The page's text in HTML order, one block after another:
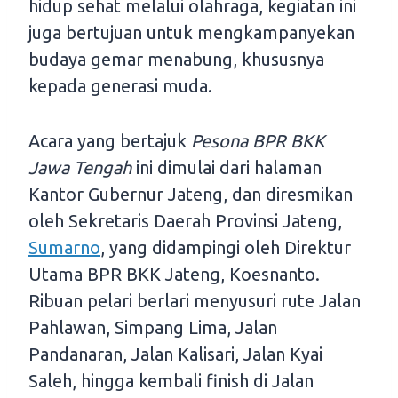
hidup sehat melalui olahraga, kegiatan ini
juga bertujuan untuk mengkampanyekan
budaya gemar menabung, khususnya
kepada generasi muda.
Acara yang bertajuk Pesona BPR BKK
Jawa Tengahini dimulai dari halaman
Kantor Gubernur Jateng, dan diresmikan
oleh Sekretaris Daerah Provinsi Jateng,
Sumarno, yang didampingi oleh Direktur
Utama BPR BKK Jateng, Koesnanto.
Ribuan pelari berlari menyusuri rute Jalan
Pahlawan, Simpang Lima, Jalan
Pandanaran, Jalan Kalisari, Jalan Kyai
Saleh, hingga kembali finish di Jalan